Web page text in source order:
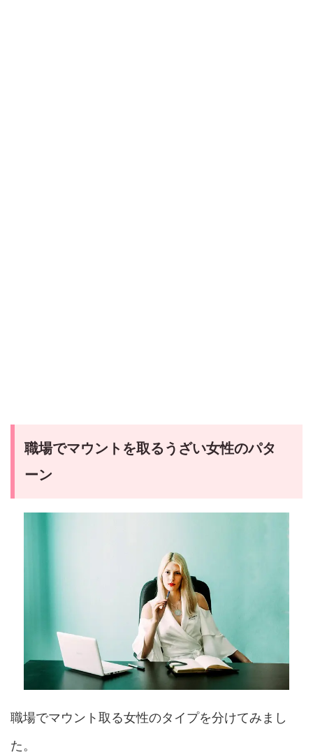
職場でマウントを取るうざい女性のパタ
ーン
職場でマウント取る女性のタイプを分けてみまし
た。